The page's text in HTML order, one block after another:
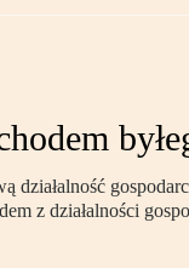
z działalności